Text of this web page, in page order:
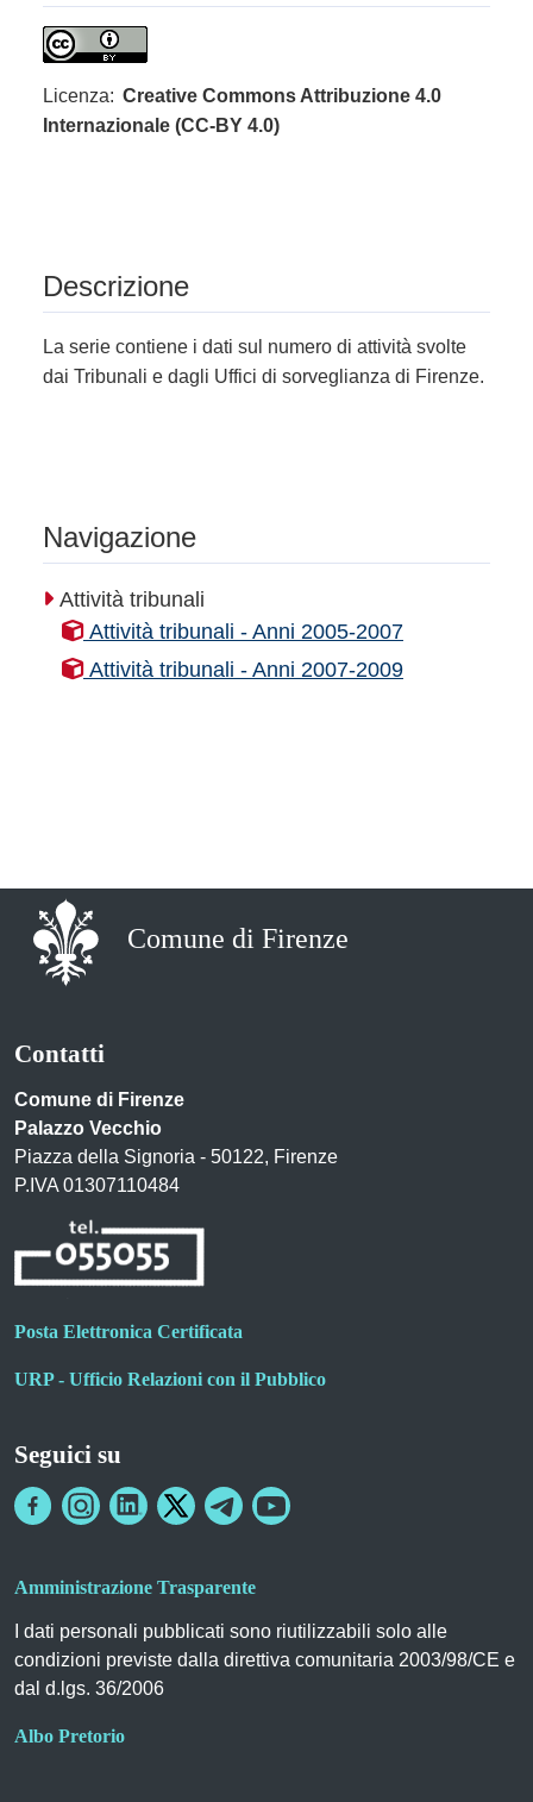
Licenza: Creative Commons Attribuzione 4.0
Internazionale (CC-BY 4.0)
Descrizione
La serie contiene i dati sul numero di attività svolte
dai Tribunali e dagli Uffici di sorveglianza di Firenze.
Navigazione
Attività tribunali
Attività tribunali - Anni 2005-2007
Attività tribunali - Anni 2007-2009
Comune di Firenze
Contatti
Comune di Firenze
Palazzo Vecchio
Piazza della Signoria - 50122, Firenze
P.IVA 01307110484
Posta Elettronica Certificata
URP - Ufficio Relazioni con il Pubblico
Seguici su
Amministrazione Trasparente
I dati personali pubblicati sono riutilizzabili solo alle
condizioni previste dalla direttiva comunitaria 2003/98/CE e
dal d.lgs. 36/2006
Albo Pretorio